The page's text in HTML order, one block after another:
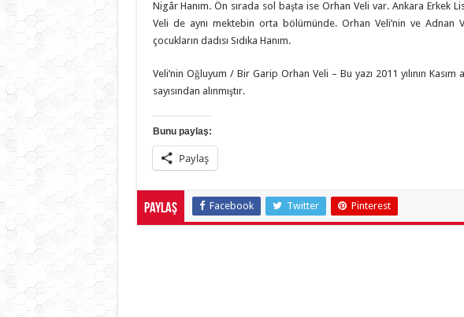
Nigâr Hanım. Ön sırada sol başta ise Orhan Veli var. Ankara Erkek
Veli de aynı mektebin orta bölümünde. Orhan Veli’nin ve Adnan
çocukların dadısı Sıdıka Hanım.
Veli’nin Oğluyum / Bir Garip Orhan Veli – Bu yazı 2011 yılının Kasım
sayısından alınmıştır.
Bunu paylaş:
Paylaş
Paylaş Facebook Twitter Pinterest